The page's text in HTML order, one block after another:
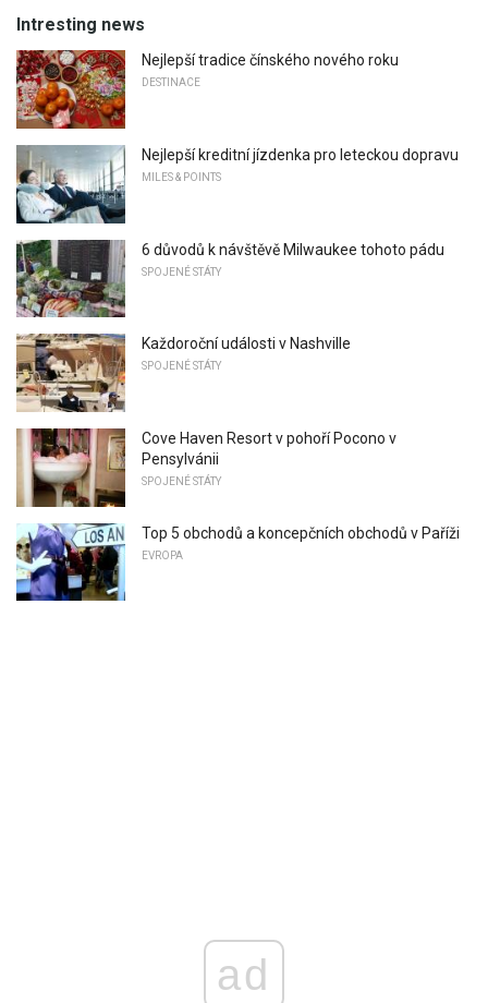
Intresting news
Nejlepší tradice čínského nového roku
DESTINACE
Nejlepší kreditní jízdenka pro leteckou dopravu
MILES & POINTS
6 důvodů k návštěvě Milwaukee tohoto pádu
SPOJENÉ STÁTY
Každoroční události v Nashville
SPOJENÉ STÁTY
Cove Haven Resort v pohoří Pocono v
Pensylvánii
SPOJENÉ STÁTY
Top 5 obchodů a koncepčních obchodů v Paříži
EVROPA
ad